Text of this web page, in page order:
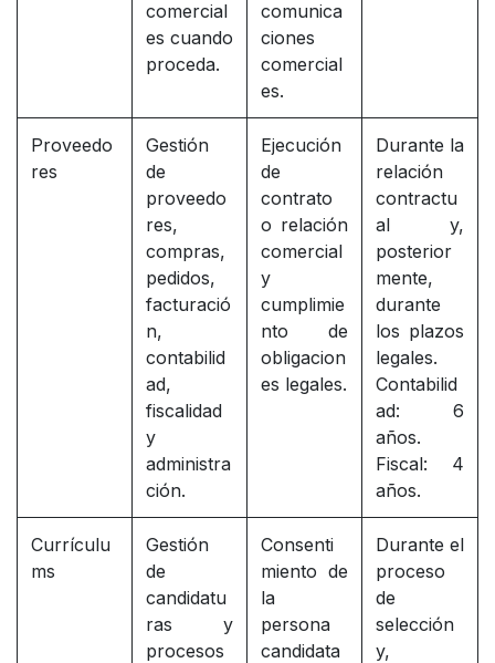
comercial
es cuando
proceda.
comunica
ciones
comercial
es.
Proveedo
res
Gestión
de
proveedo
res,
compras,
pedidos,
facturació
n,
contabilid
ad,
fiscalidad
y
administra
ción.
Ejecución
de
contrato
o relación
comercial
y
cumplimie
nto de
obligacion
es legales.
Durante la
relación
contractu
al y,
posterior
mente,
durante
los plazos
legales.
Contabilid
ad: 6
años.
Fiscal: 4
años.
Currículu
ms
Gestión
de
candidatu
ras y
procesos
Consenti
miento de
la
persona
candidata
Durante el
proceso
de
selección
y,